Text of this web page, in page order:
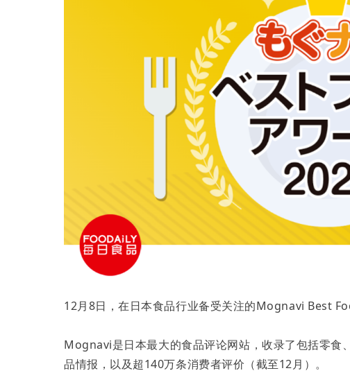
12月8日，在日本食品行业备受关注的Mognavi Best
Mognavi是日本最大的食品评论网站，收录了包括零食
品情报，以及超140万条消费者评价（截至12月）。